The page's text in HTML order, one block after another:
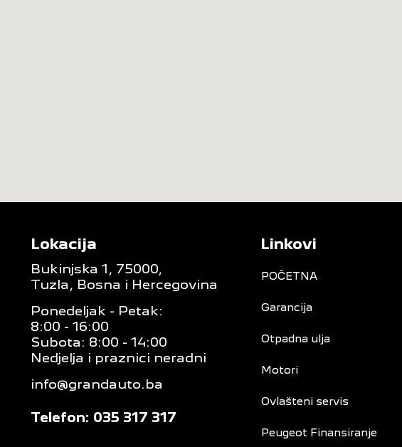
Lokacija
Bukinjska 1, 75000,
Tuzla, Bosna i Hercegovina
Ponedeljak - Petak:
8:00 - 16:00
Subota: 8:00 - 14:00
Nedjelja i praznici neradni
info@grandauto.ba
Telefon: 035 317 317
Linkovi
POČETNA
Garancija
Otpadna ulja
Motori
Ovlašteni servis
Peugeot Finansiranje